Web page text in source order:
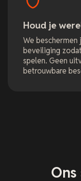
Houd je
We
beveiliging
spelen. Geen
betrouwbare